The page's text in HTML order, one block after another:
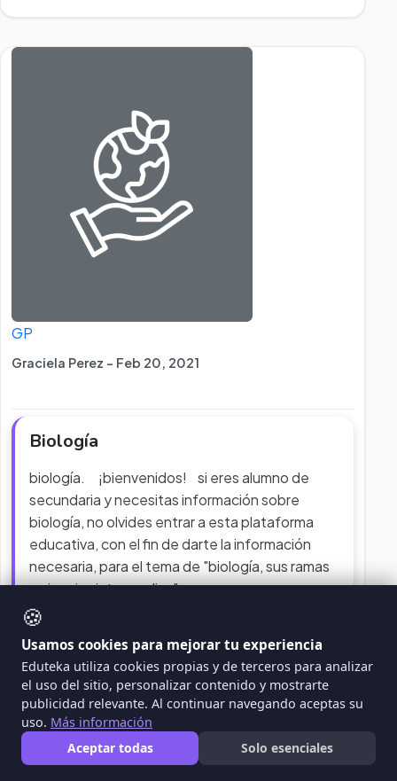
GP
Graciela Perez - Feb 20, 2021
Biología
biología. ¡bienvenidos! si eres alumno de
secundaria y necesitas información sobre
biología, no olvides entrar a esta plataforma
educativa, con el fin de darte la información
necesaria, para el tema de "biología, sus ramas
y ciencias intermedias".
PROYECTO
🍪
Usamos cookies para mejorar tu experiencia
Eduteka utiliza cookies propias y de terceros para analizar
el uso del sitio, personalizar contenido y mostrarte
publicidad relevante. Al continuar navegando aceptas su
uso. Más información
Aceptar todas
Solo esenciales